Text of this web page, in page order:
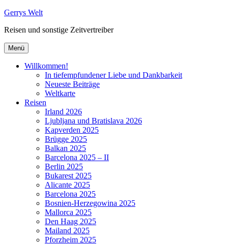
Zum
springen
Gerrys Welt
Reisen und sonstige Zeitvertreiber
Menü
Willkommen!
In tiefempfundener Liebe und Dankbarkeit
Neueste Beiträge
Weltkarte
Reisen
Irland 2026
Ljubljana und Bratislava 2026
Kapverden 2025
Brügge 2025
Balkan 2025
Barcelona 2025 – II
Berlin 2025
Bukarest 2025
Alicante 2025
Barcelona 2025
Bosnien-Herzegowina 2025
Mallorca 2025
Den Haag 2025
Mailand 2025
Pforzheim 2025